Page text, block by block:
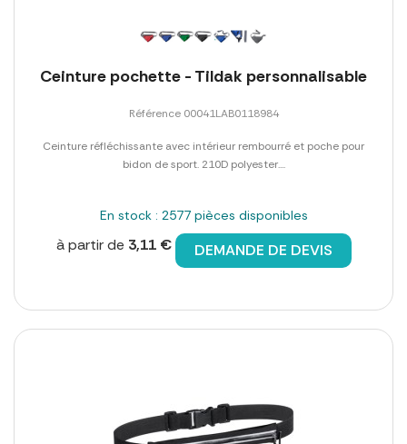
Ceinture pochette - Tildak personnalisable
Référence 00041LAB0118984
Ceinture réfléchissante avec intérieur rembourré et poche pour
bidon de sport. 210D polyester....
En stock : 2577 pièces disponibles
à partir de 3,11 € DEMANDE DE DEVIS